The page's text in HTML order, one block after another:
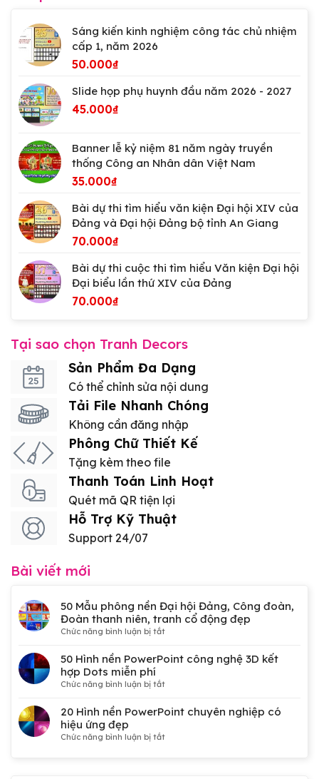
Sáng kiến kinh nghiệm công tác chủ nhiệm
cấp 1, năm 2026
50.000₫
Slide họp phụ huynh đầu năm 2026 - 2027
45.000₫
Banner lễ kỷ niệm 81 năm ngày truyền
thống Công an Nhân dân Việt Nam
35.000₫
Bài dự thi tìm hiểu văn kiện Đại hội XIV của
Đảng và Đại hội Đảng bộ tỉnh An Giang
70.000₫
Bài dự thi cuộc thi tìm hiểu Văn kiện Đại hội
Đại biểu lần thứ XIV của Đảng
70.000₫
Tại sao chọn Tranh Decors
Sản Phẩm Đa Dạng
Có thể chỉnh sửa nội dung
Tải File Nhanh Chóng
Không cần đăng nhập
Phông Chữ Thiết Kế
Tặng kèm theo file
Thanh Toán Linh Hoạt
Quét mã QR tiện lợi
Hỗ Trợ Kỹ Thuật
Support 24/07
Bài viết mới
50 Mẫu phông nền Đại hội Đảng, Công đoàn,
Đoàn thanh niên, tranh cổ động đẹp
Chức năng bình luận bị tắtở
Mẫu
Đảng,
50 Hình nền PowerPoint công nghệ 3D kết
hợp Dots miễn phí
Chức năng bình luận bị tắtở
Hình
20 Hình nền PowerPoint chuyên nghiệp có
hiệu ứng đẹp
Chức năng bình luận bị tắtở